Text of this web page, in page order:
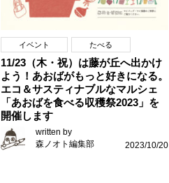
イベント たべる
11/23（木・祝）は藤が丘へ出かけ
よう！あおばがもっと好きになる。
エコ＆サスティナブルなマルシェ
「あおばを食べる収穫祭2023」を
開催します
written by
森ノオト編集部
2023/10/20